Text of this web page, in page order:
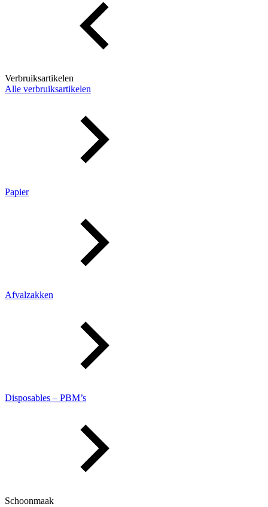
Verbruiksartikelen
Alle verbruiksartikelen
Papier
Afvalzakken
Disposables – PBM’s
Schoonmaak